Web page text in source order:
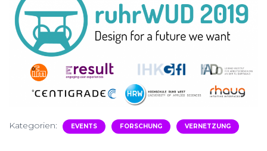
Kategorien: EVENTS FORSCHUNG VERNETZUNG